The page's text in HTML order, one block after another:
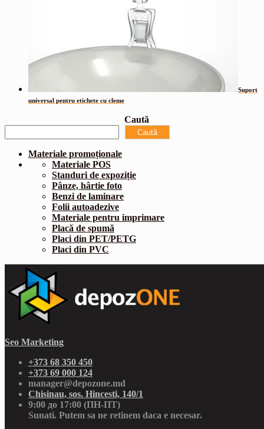
Suport
universal pentru etichete cu cleme
Caută
Caută
Materiale promoționale
Materiale POS
Standuri de expoziție
Pânze, hârtie foto
Benzi de laminare
Folii autoadezive
Materiale pentru imprimare
Placă de spumă
Placi din PET/PETG
Placi din PVC
Seo Marketing
+373 68 350 450
+373 69 000 124
manager@depozone.md
Chisinau, sos. Hincesti, 140/1
9:00 до 17:00 (ПН-ПТ)
Sunati. Putem sa ne retinem daca e necesar.